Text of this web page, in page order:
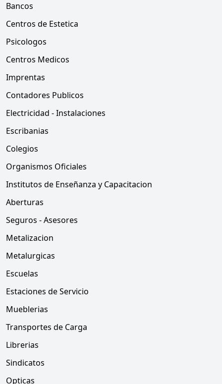
Bancos
Centros de Estetica
Psicologos
Centros Medicos
Imprentas
Contadores Publicos
Electricidad - Instalaciones
Escribanias
Colegios
Organismos Oficiales
Institutos de Enseñanza y Capacitacion
Aberturas
Seguros - Asesores
Metalizacion
Metalurgicas
Escuelas
Estaciones de Servicio
Mueblerias
Transportes de Carga
Librerias
Sindicatos
Opticas